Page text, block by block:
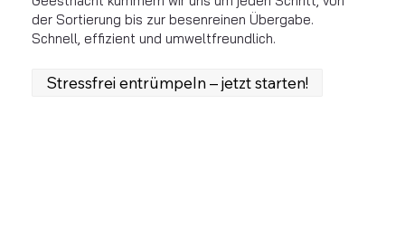
der Sortierung bis zur besenreinen Übergabe.
Schnell, effizient und umweltfreundlich.
Stressfrei entrümpeln – jetzt starten!